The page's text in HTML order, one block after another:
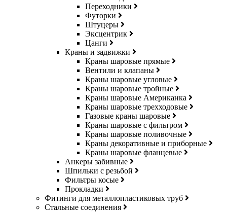
Переходники
Футорки
Штуцеры
Эксцентрик
Цанги
Краны и задвижки
Краны шаровые прямые
Вентили и клапаны
Краны шаровые угловые
Краны шаровые тройные
Краны шаровые Американка
Краны шаровые трехходовые
Газовые краны шаровые
Краны шаровые с фильтром
Краны шаровые поливочные
Краны декоративные и приборные
Краны шаровые фланцевые
Анкеры забивные
Шпильки с резьбой
Фильтры косые
Прокладки
Фитинги для металлопластиковых труб
Стальные соединения